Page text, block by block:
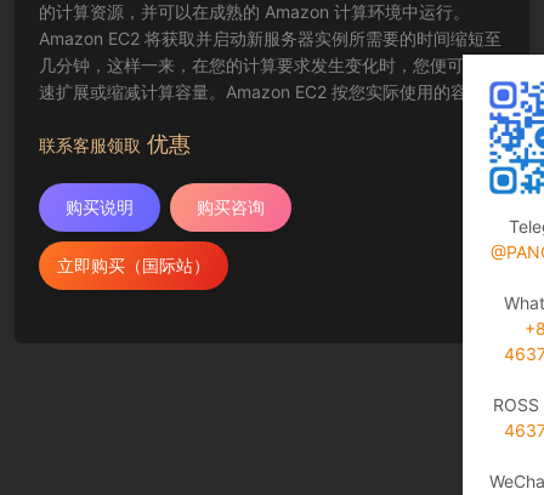
的计算资源，并可以在成熟的 Amazon 计算环境中运行。
Amazon EC2 将获取并启动新服务器实例所需要的时间缩短至
几分钟，这样一来，在您的计算要求发生变化时，您便可以快
速扩展或缩减计算容量。Amazon EC2 按您实际使用的容量收
费，改变了计算的成本结算方式。Amazon EC2 云服务器还为
开发人员提供了创建故障恢复应用程序以及排除常见故障情况
联系客服领取 优惠
购买说明 购买咨询
立即购买（国际站）